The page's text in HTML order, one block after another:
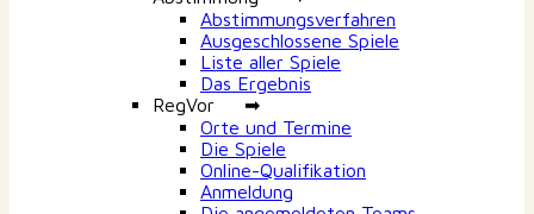
Abstimmungsverfahren
Ausgeschlossene Spiele
Liste aller Spiele
Das Ergebnis
RegVor ➡
Orte und Termine
Die Spiele
Online-Qualifikation
Anmeldung